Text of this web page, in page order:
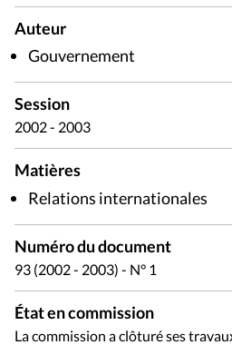
Auteur
Gouvernement
Session
2002 - 2003
Matières
Relations internationales
Numéro du document
93 (2002 - 2003) - N° 1
État en commission
La commission a clôturé ses